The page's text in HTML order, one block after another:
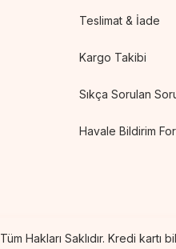
Teslimat & İade
Kargo Takibi
Sıkça Sorulan
Havale Bildirim
Tüm Hakları Saklıdır. Kredi kartı